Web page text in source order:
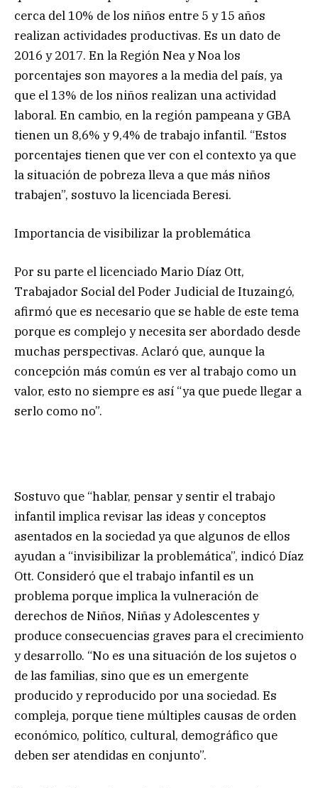
cerca del 10% de los niños entre 5 y 15 años
realizan actividades productivas. Es un dato de
2016 y 2017. En la Región Nea y Noa los
porcentajes son mayores a la media del país, ya
que el 13% de los niños realizan una actividad
laboral. En cambio, en la región pampeana y GBA
tienen un 8,6% y 9,4% de trabajo infantil. “Estos
porcentajes tienen que ver con el contexto ya que
la situación de pobreza lleva a que más niños
trabajen”, sostuvo la licenciada Beresi.
Importancia de visibilizar la problemática
Por su parte el licenciado Mario Díaz Ott,
Trabajador Social del Poder Judicial de Ituzaingó,
afirmó que es necesario que se hable de este tema
porque es complejo y necesita ser abordado desde
muchas perspectivas. Aclaró que, aunque la
concepción más común es ver al trabajo como un
valor, esto no siempre es así “ya que puede llegar a
serlo como no”.
Sostuvo que “hablar, pensar y sentir el trabajo
infantil implica revisar las ideas y conceptos
asentados en la sociedad ya que algunos de ellos
ayudan a “invisibilizar la problemática”, indicó Díaz
Ott. Consideró que el trabajo infantil es un
problema porque implica la vulneración de
derechos de Niños, Niñas y Adolescentes y
produce consecuencias graves para el crecimiento
y desarrollo. “No es una situación de los sujetos o
de las familias, sino que es un emergente
producido y reproducido por una sociedad. Es
compleja, porque tiene múltiples causas de orden
económico, político, cultural, demográfico que
deben ser atendidas en conjunto”.